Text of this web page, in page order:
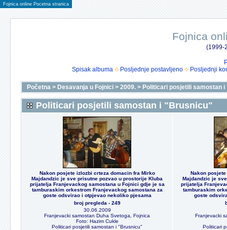
Fojnica online Pocetna stranica
Fojnica
(1999-
Spisak albuma
Posljednje postavljeno Posljednji
Početna > Desavanja u Fojnici > 2009. > Politicari posjetili samostan
Politicari posjetili samostan i "Brusnicu"
Nakon posjete izlozbi crteza domacin fra Mirko
Majdandzic je sve prisutne pozvao u prostorije Kluba
prijatelja Franjevackog samostana u Fojnici gdje je sa
tamburaskim orkestrom Franjevackog samostana za
goste odsvirao i otpjevao nekoliko pjesama
broj pregleda - 249
30.06.2009
Franjevacki samostan Duha Svetoga, Fojnica
Foto: Hazim Cukle
Politicari posjetili samostan i "Brusnicu"
Nakon
Majdandzic je
prijatelja
tamburaskim
goste
Franjevacki
Politicari